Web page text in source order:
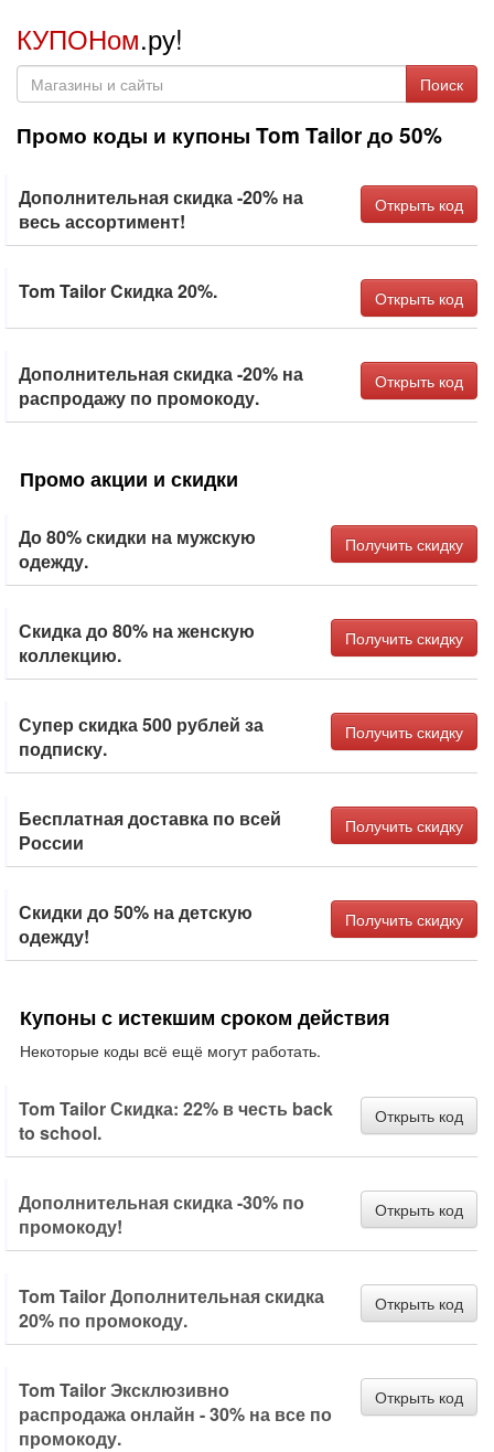
КУПОНом.ру!
Поиск
Промо коды и купоны Tom Tailor до 50%
Дополнительная скидка -20% на
весь ассортимент!
Открыть код
Tom Tailor Cкидка 20%. Открыть код
Дополнительная скидка -20% на
распродажу по промокоду.
Открыть код
Промо акции и скидки
До 80% скидки на мужскую
одежду.
Получить скидку
Скидка до 80% на женскую
коллекцию.
Получить скидку
Супер скидка 500 рублей за
подписку.
Получить скидку
Бесплатная доставка по всей
России
Получить скидку
Скидки до 50% на детскую
одежду!
Получить скидку
Купоны с истекшим сроком действия
Некоторые коды всё ещё могут работать.
Tom Tailor Скидка: 22% в честь back
to school.
Открыть код
Дополнительная скидка -30% по
промокоду!
Открыть код
Tom Tailor Дополнительная скидка
20% по промокоду.
Открыть код
Tom Tailor Эксклюзивно
распродажа онлайн - 30% на все по
промокоду.
Открыть код